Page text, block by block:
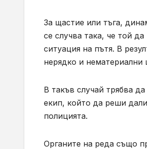
За щастие или тъга,
се случва така, че той
ситуация на пътя. В
нерядко и
В такъв случай трябва
екип, който да реши
полицията.
Органите на реда също